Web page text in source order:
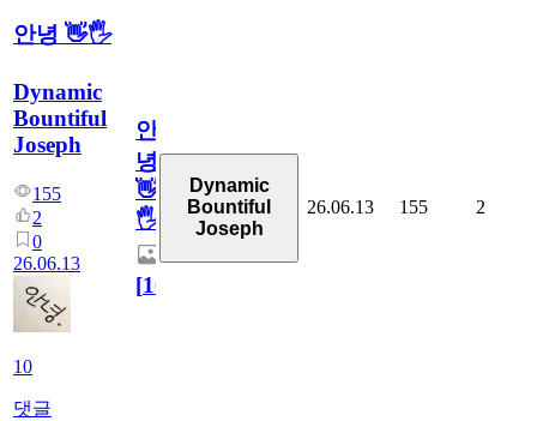
안녕 👋🖐
Dynamic
Bountiful
Joseph
155
2
0
26.06.13
10
댓글
안
녕
👋
🖐
[10
Dynamic
Bountiful
Joseph
26.06.13 155 2